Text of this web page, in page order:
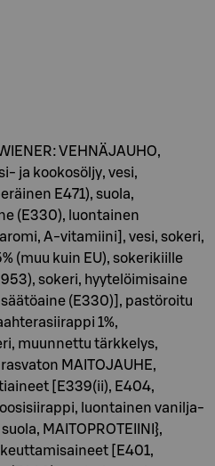
VEHNÄJAUHO,
ja kookosöljy, vesi,
E471), suola,
(E330), luontainen
A-vitamiini], vesi, sokeri,
(muu kuin EU), sokerikiille
sokeri, hyytelöimisaine
(E330)], pastöroitu
1%,
muunnettu tärkkelys,
MAITOJAUHE,
[E339(ii), E404,
luontainen vanilja-
MAITOPROTEIINI},
[E401,